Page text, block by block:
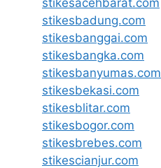
stikesbadung.com
stikesbanggai.com
stikesbangka.com
stikesbanyumas.com
stikesbekasi.com
stikesblitar.com
stikesbogor.com
stikesbrebes.com
stikescianjur.com